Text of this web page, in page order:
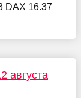
DAX 16.37
августа